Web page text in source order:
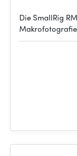
Die SmallRig